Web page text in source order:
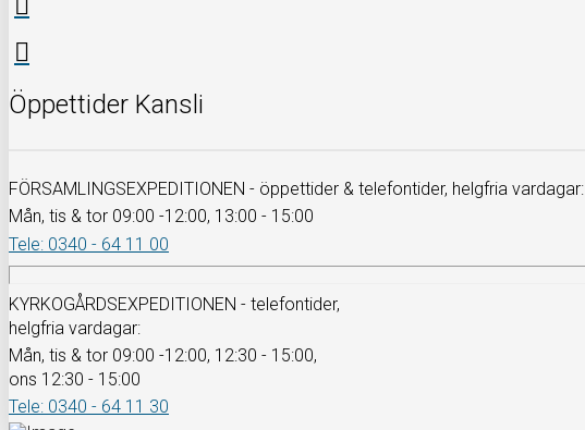
Öppettider Kansli
FÖRSAMLINGSEXPEDITIONEN - öppettider & telefontider, helgfria vardagar:
Mån, tis & tor 09:00 -12:00, 13:00 - 15:00
Tele: 0340 - 64 11 00
KYRKOGÅRDSEXPEDITIONEN - telefontider,
helgfria vardagar:
Mån, tis & tor 09:00 -12:00, 12:30 - 15:00,
ons 12:30 - 15:00
Tele: 0340 - 64 11 30